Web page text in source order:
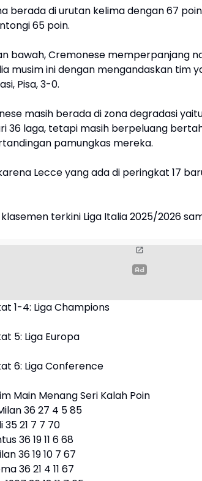
berada di urutan kelima dengan 67
65 poin.
bawah, Cremonese memperpanjang
musim ini dengan mengandaskan tim
Pisa, 3-0.
masih berada di zona degradasi
36 laga, tetapi masih berpeluang
pamungkas mereka.
Lecce yang ada di peringkat 17
terkini Liga Italia 2025/2026
1-4: Liga Champions
5: Liga Europa
6: Liga Conference
Main Menang Seri Kalah Poin
36 27 4 5 85
35 21 7 7 70
36 19 11 6 68
36 19 10 7 67
36 21 4 11 67